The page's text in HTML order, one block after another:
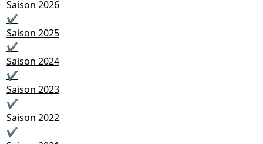
Saison 2026
✔
Saison 2025
✔
Saison 2024
✔
Saison 2023
✔
Saison 2022
✔